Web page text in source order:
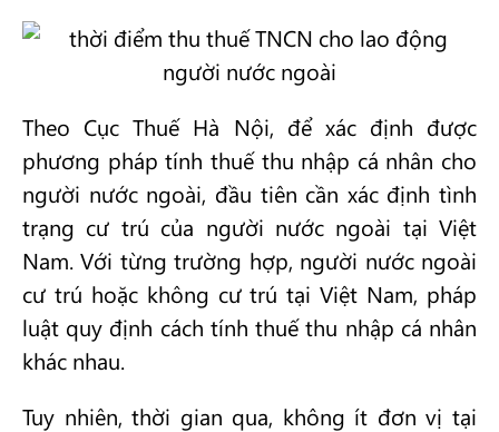
Theo Cục Thuế Hà Nội, để xác định được
phương pháp tính thuế thu nhập cá nhân cho
người nước ngoài, đầu tiên cần xác định tình
trạng cư trú của người nước ngoài tại Việt
Nam. Với từng trường hợp, người nước ngoài
cư trú hoặc không cư trú tại Việt Nam, pháp
luật quy định cách tính thuế thu nhập cá nhân
khác nhau.
Tuy nhiên, thời gian qua, không ít đơn vị tại